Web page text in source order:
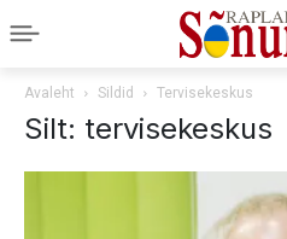
Avaleht Sildid Tervisekeskus
Silt: tervisekeskus